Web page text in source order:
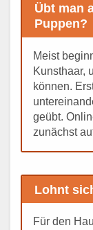
Übt man
Puppen?
Meist
Kunsthaar,
können.
geübt.
zunächst
Lohnt
Für den